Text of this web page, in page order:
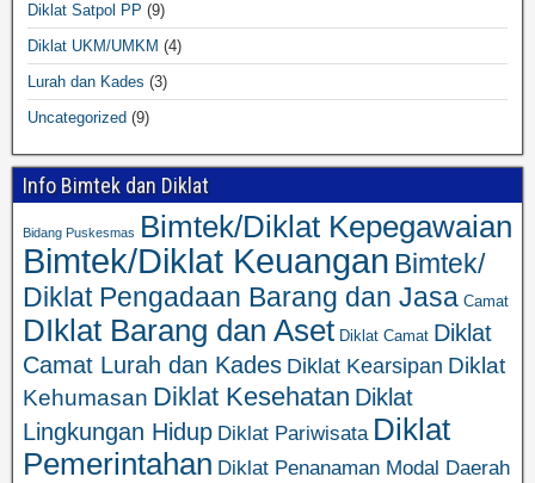
Diklat Satpol PP (9)
Diklat UKM/UMKM (4)
Lurah dan Kades (3)
Uncategorized (9)
Info Bimtek dan Diklat
Bidang Puskesmas Bimtek/Diklat Kepegawaian
Bimtek/Diklat Keuangan Bimtek/
Diklat Pengadaan Barang dan Jasa Camat
DIklat Barang dan Aset Diklat Camat Diklat
Camat Lurah dan Kades Diklat Kearsipan Diklat
Kehumasan Diklat Kesehatan Diklat
Lingkungan Hidup Diklat Pariwisata Diklat
Pemerintahan Diklat Penanaman Modal Daerah